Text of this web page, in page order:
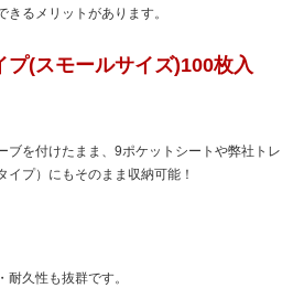
るメリットがあります。
プ(スモールサイズ)100枚入
ブを付けたまま、9ポケットシートや弊社トレ
プ）にもそのまま収納可能！
久性も抜群です。